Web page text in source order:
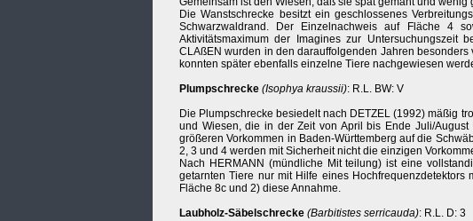
Die Wanstschrecke besitzt ein geschlossenes
Schwarzwaldrand. Der Einzelnachweis auf Fläche 4
Aktivitätsmaximum der Imagines zur Untersuchungszeit
CLAßEN wurden in den darauffolgenden Jahren
konnten später ebenfalls einzelne Tiere nachgewiesen
Plumpschrecke (Isophya kraussii): R.L. BW: V
Die Plumpschrecke besiedelt nach DETZEL (1992) mäßig
und Wiesen, die in der Zeit von April bis Ende Juli/
größeren Vorkommen in Baden-Württemberg auf die
2, 3 und 4 werden mit Sicherheit nicht die einzigen
Nach HERMANN (mündliche Mit teilung) ist eine
getarnten Tiere nur mit Hilfe eines
Fläche 8c und 2) diese Annahme.
Laubholz-Säbelschrecke (Barbitistes serricauda): R.L. D: 3